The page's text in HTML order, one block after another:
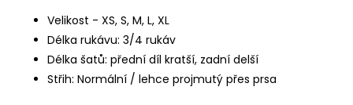
Velikost - XS, S, M, L, XL
Délka rukávu: 3/4 rukáv
Délka šatů: přední díl kratší, zadní delší
Střih: Normální / lehce projmutý přes prsa